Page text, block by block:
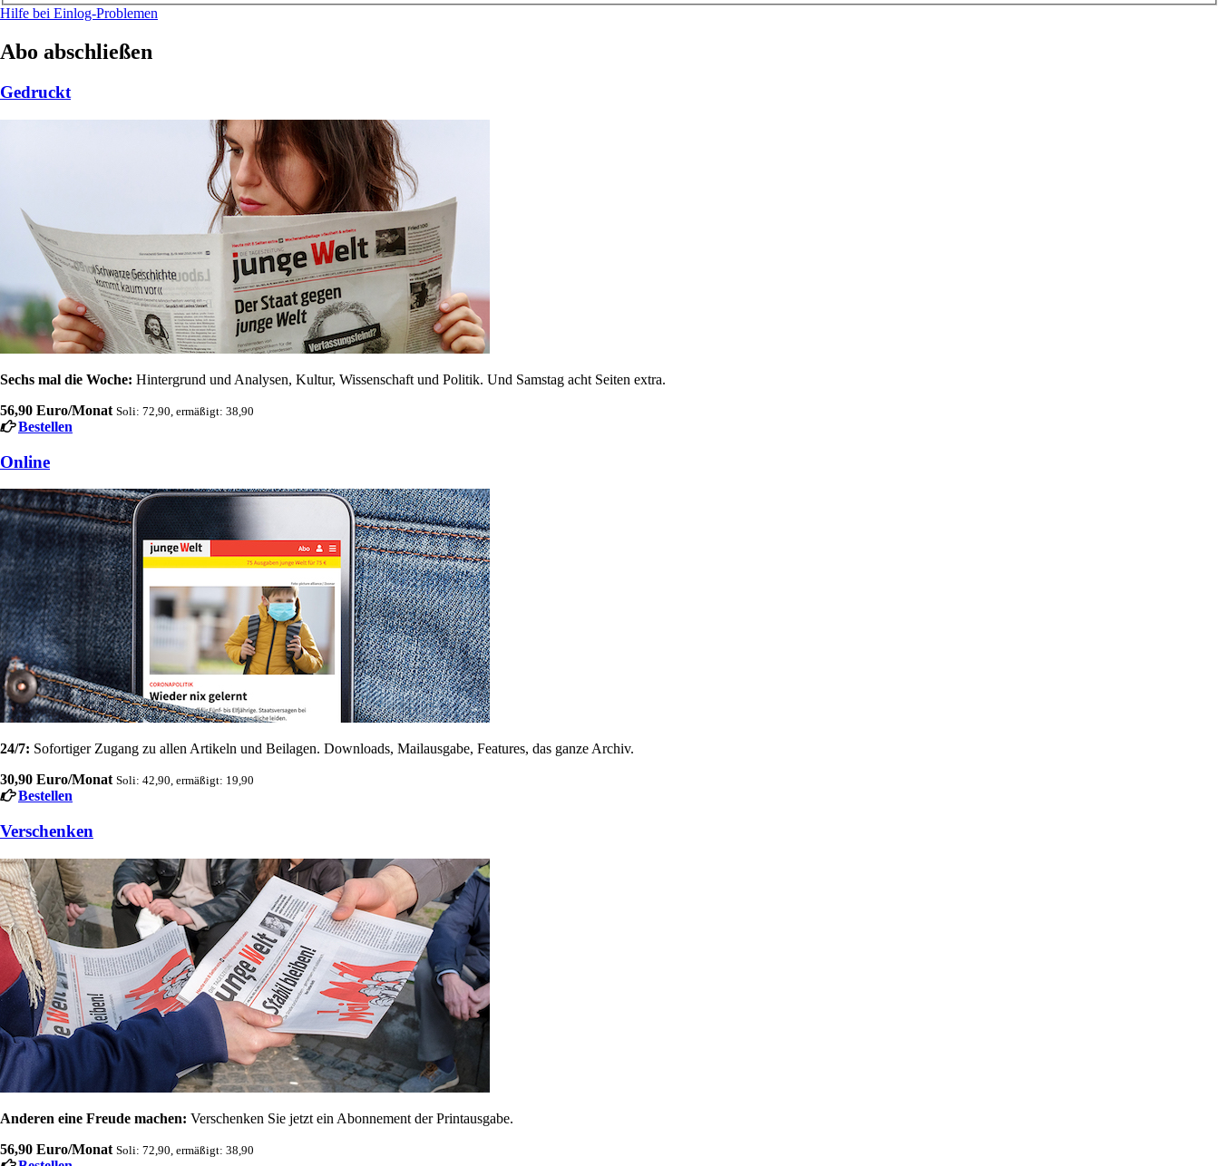
Hilfe bei Einlog-Problemen
Abo abschließen
Gedruckt
Sechs mal die Woche: Hintergrund und Analysen, Kultur, Wissenschaft und Politik. Und Samstag acht Seiten extra.
56,90 Euro/Monat Soli: 72,90, ermäßigt: 38,90
Bestellen
Online
24/7: Sofortiger Zugang zu allen Artikeln und Beilagen. Downloads, Mailausgabe, Features, das ganze Archiv.
30,90 Euro/Monat Soli: 42,90, ermäßigt: 19,90
Bestellen
Verschenken
Anderen eine Freude machen: Verschenken Sie jetzt ein Abonnement der Printausgabe.
56,90 Euro/Monat Soli: 72,90, ermäßigt: 38,90